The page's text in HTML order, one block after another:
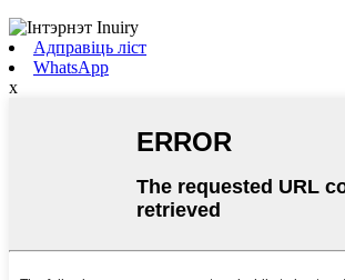
Адправіць ліст
WhatsApp
x